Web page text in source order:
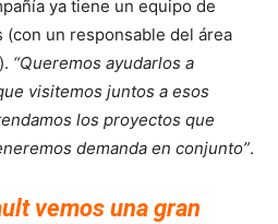
ya tiene un equipo de
(con un responsable del área
“Queremos ayudarlos a
visitemos juntos a esos
los proyectos que
demanda en conjunto”.
vemos una gran